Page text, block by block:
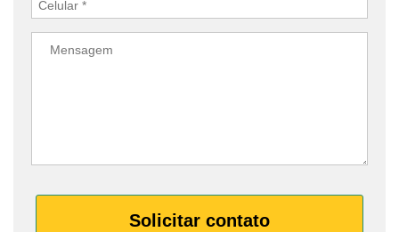
Solicitar contato